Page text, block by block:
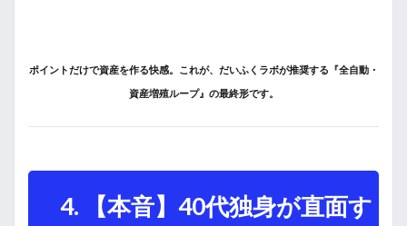
ポイントだけで資産を作る快感。これが、だいふくラボが推奨する『全自動・
資産増殖ループ』の最終形です。
4. 【本音】40代独身が直面す